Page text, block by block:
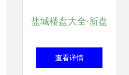
盐城楼盘大全·新盘
指南 与市民共奏城
查看详情